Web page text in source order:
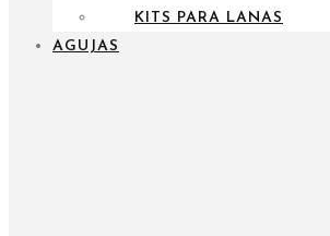
KITS PARA LANAS
AGUJAS